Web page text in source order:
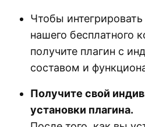
Чтобы
нашего бесплатного
получите плагин с
составом и
Получите свой
установки плагина.